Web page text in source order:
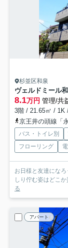
杉並区和泉
ヴェルドミール
8.1万円 管理/共
3階 / 21.65㎡ / 1K
京王井の頭線「
バス・トイレ別
フローリング
お日様と友達にな
しり佇む姿はどこ
る
アパート